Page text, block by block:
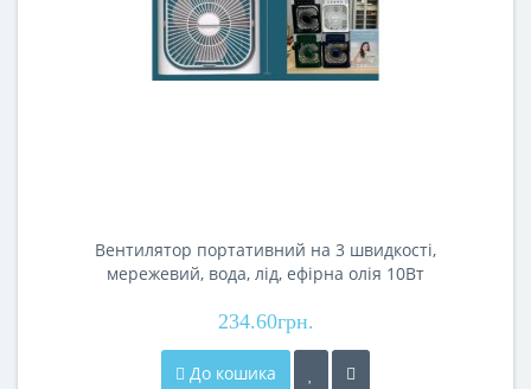
Вентилятор портативний на 3 швидкості,
мережевий, вода, лід, ефірна олія 10Вт
234.60грн.
До кошика